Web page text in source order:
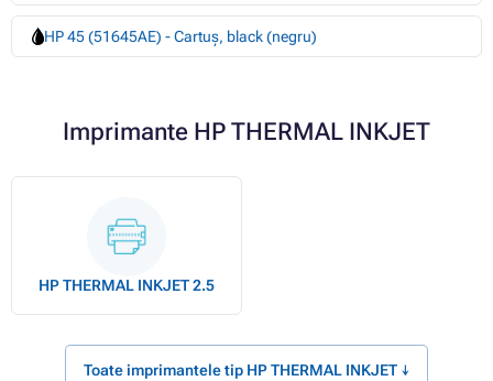
HP 45 (51645AE) - Cartuș, black (negru)
Imprimante HP THERMAL INKJET
HP THERMAL INKJET 2.5
Toate imprimantele tip HP THERMAL INKJET ↓